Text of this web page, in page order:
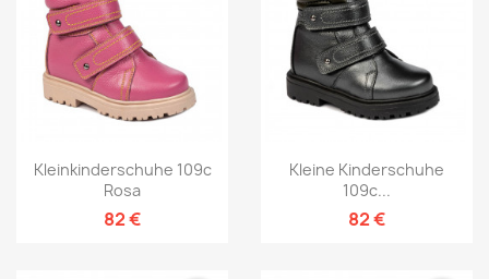
Kleinkinderschuhe 109c
Rosa
82 €
Kleine Kinderschuhe
109c...
82 €